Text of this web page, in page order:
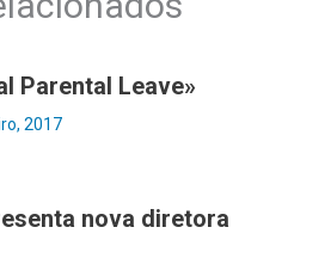
Parental Leave»
2017
nova diretora